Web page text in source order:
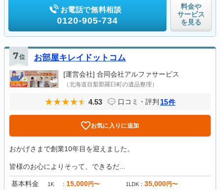
お電話で無料相談
0120-905-734
料金や
サービス
を見る
7位 お部屋キレイドットコム
[運営会社] 合同会社アルファサービス
（北海道目梨郡羅臼町の遺品整理）
4.53 口コミ・評判 15件
お気に入りに追加
おかげさまで創業10年目を迎えました。
皆様のお心によりそって、できるだ...
基本料金 1K 15,000円〜 1LDK 35,000円〜